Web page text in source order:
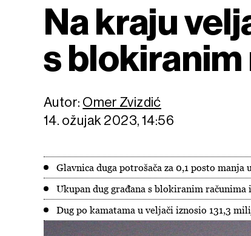
Na kraju
s
Autor: Omer Zvizdić
14. ožujak 2023, 14:56
Glavnica duga potrošača za 0,1 posto manja
Ukupan dug građana s blokiranim
Dug po kamatama u veljači iznosio 131,3